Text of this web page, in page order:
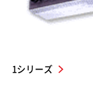
1シリーズ